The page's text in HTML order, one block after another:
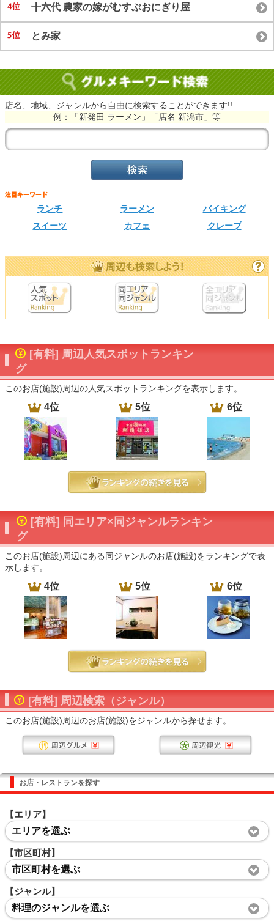
十六代 農家の嫁がむすぶおにぎり屋
とみ家
店名、地域、ジャンルから自由に検索することができます!!
例：「新発田 ラーメン」「店名 新潟市」等
ランチ ラーメン
バイキング
スイーツ
カフェ クレープ
[有料] 周辺人気スポットランキン
グ
このお店(施設)周辺の人気スポットランキングを表示します。
4位 5位 6位
[有料] 同エリア×同ジャンルランキン
グ
このお店(施設)周辺にある同ジャンルのお店(施設)をランキングで表
示します。
4位 5位 6位
[有料] 周辺検索（ジャンル）
このお店(施設)周辺のお店(施設)をジャンルから探せます。
お店・レストランを探す
【エリア】
エリアを選ぶ
【市区町村】
市区町村を選ぶ
【ジャンル】
料理のジャンルを選ぶ